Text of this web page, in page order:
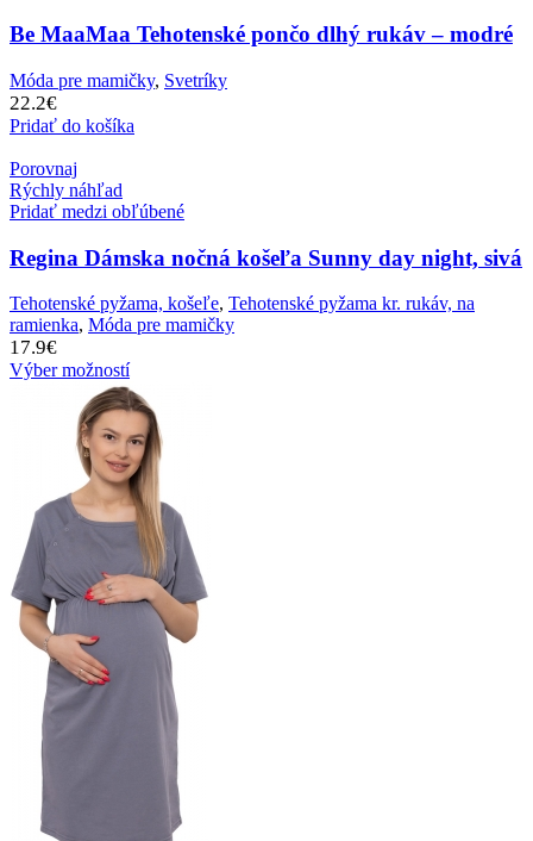
Be MaaMaa Tehotenské pončo dlhý rukáv – modré
Móda pre mamičky, Svetríky
22.2€
Pridať do košíka
Porovnaj
Rýchly náhľad
Pridať medzi obľúbené
Regina Dámska nočná košeľa Sunny day night, sivá
Tehotenské pyžama, košeľe, Tehotenské pyžama kr. rukáv, na
ramienka, Móda pre mamičky
17.9€
Výber možností